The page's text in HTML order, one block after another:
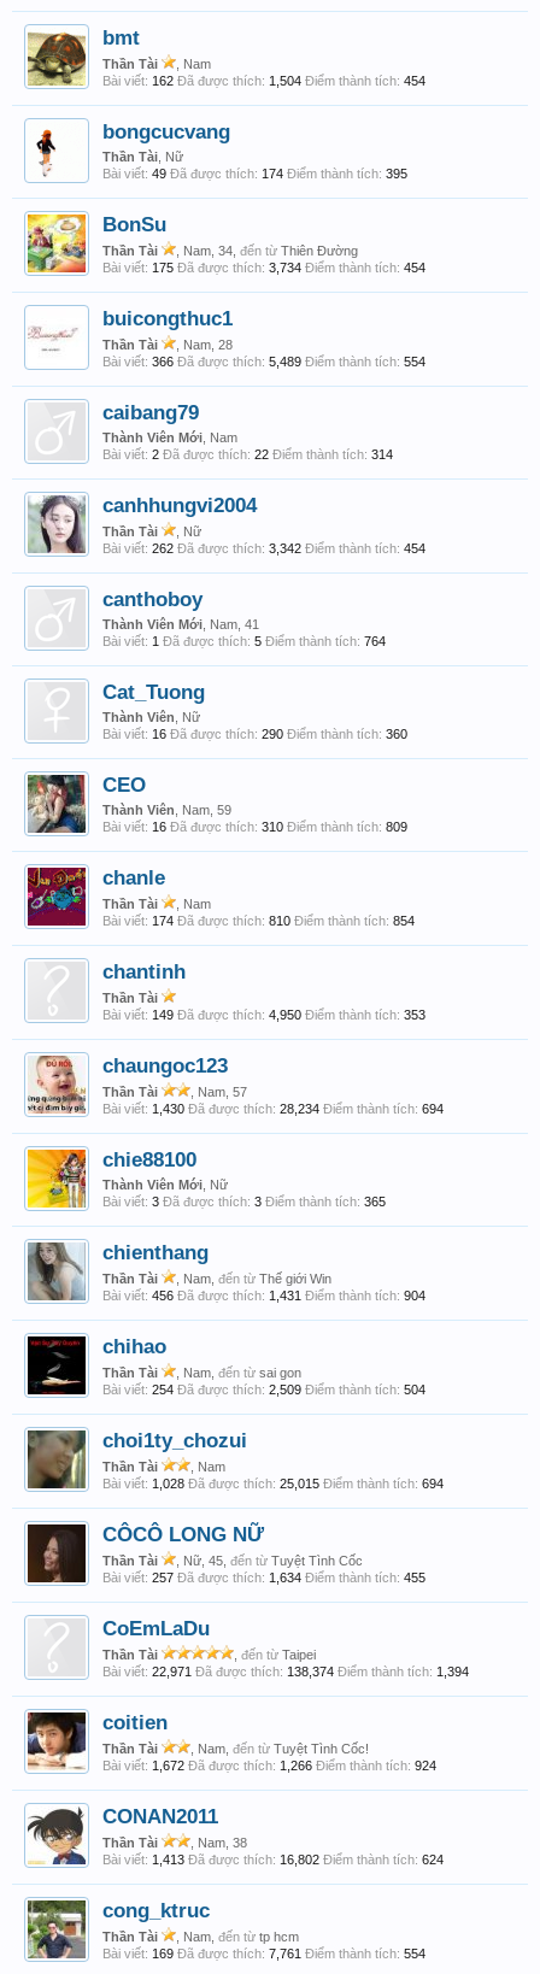
bmt
Thần Tài
, Nam
Bài viết: 162 Đã được thích: 1,504 Điểm thành tích: 454
bongcucvang
Thần Tài , Nữ
Bài viết: 49 Đã được thích: 174 Điểm thành tích: 395
BonSu
Thần Tài , Nam, 34, đến từ Thiên Đường
Bài viết: 175 Đã được thích: 3,734 Điểm thành tích: 454
buicongthuc1
Thần Tài
, Nam, 28
Bài viết: 366 Đã được thích: 5,489 Điểm thành tích: 554
caibang79
Thành Viên Mới , Nam
Bài viết: 2 Đã được thích: 22 Điểm thành tích: 314
canhhungvi2004
Thần Tài
, Nữ
Bài viết: 262 Đã được thích: 3,342 Điểm thành tích: 454
canthoboy
Thành Viên Mới , Nam, 41
Bài viết: 1 Đã được thích: 5 Điểm thành tích: 764
Cat_Tuong
Thành Viên , Nữ
Bài viết: 16 Đã được thích: 290 Điểm thành tích: 360
CEO
Thành Viên , Nam, 59
Bài viết: 16 Đã được thích: 310 Điểm thành tích: 809
chanle
Thần Tài
, Nam
Bài viết: 174 Đã được thích: 810 Điểm thành tích: 854
chantinh
Thần Tài
Bài viết: 149 Đã được thích: 4,950 Điểm thành tích: 353
chaungoc123
Thần Tài
, Nam, 57
Bài viết: 1,430 Đã được thích: 28,234 Điểm thành tích: 694
chie88100
Thành Viên Mới , Nữ
Bài viết: 3 Đã được thích: 3 Điểm thành tích: 365
chienthang
Thần Tài , Nam, đến từ Thế giới Win
Bài viết: 456 Đã được thích: 1,431 Điểm thành tích: 904
chihao
Thần Tài , Nam, đến từ sai gon
Bài viết: 254 Đã được thích: 2,509 Điểm thành tích: 504
choi1ty_chozui
Thần Tài
, Nam
Bài viết: 1,028 Đã được thích: 25,015 Điểm thành tích: 694
CÔCÔ LONG NỮ
Thần Tài , Nữ, 45, đến từ Tuyệt Tình Cốc
Bài viết: 257 Đã được thích: 1,634 Điểm thành tích: 455
CoEmLaDu
Thần Tài đến từ Taipei
Bài viết: 22,971 Đã được thích: 138,374 Điểm thành tích: 1,394
coitien
Thần Tài , Nam, đến từ Tuyệt Tình Cốc!
Bài viết: 1,672 Đã được thích: 1,266 Điểm thành tích: 924
CONAN2011
Thần Tài
, Nam, 38
Bài viết: 1,413 Đã được thích: 16,802 Điểm thành tích: 624
cong_ktruc
Thần Tài , Nam, đến từ tp hcm
Bài viết: 169 Đã được thích: 7,761 Điểm thành tích: 554